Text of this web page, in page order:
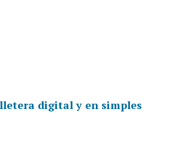
digital y en simples